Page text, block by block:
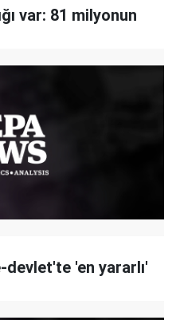
var: 81 milyonun
devlet'te 'en yararlı'